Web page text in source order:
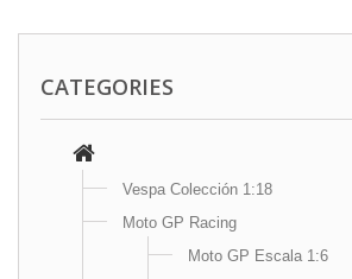
CATEGORIES
Vespa Colección 1:18
Moto GP Racing
Moto GP Escala 1:6